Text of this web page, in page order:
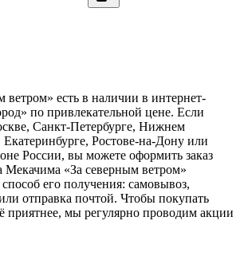
ветром» есть в наличии в интернет-
по привлекательной цене. Если
Санкт-Петербурге, Нижнем
Ростове-на-Дону или
России, вы можете оформить заказ
Мекачима «За северным ветром»
его получения: самовывоз,
отправка почтой. Чтобы покупать
приятнее, мы регулярно проводим акции